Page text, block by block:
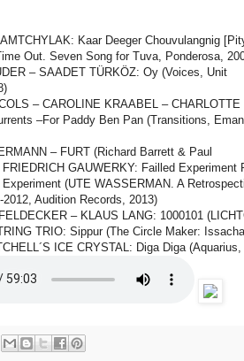
Kaar Deeger Chouvulangnig
Out. Seven Song for Tuva, Ponderosa,
– SAADET TÜRKÖZ: Oy (Voices, Unit
– CAROLINE KRAABEL – CHARLOTTE
–For Paddy Ben Pan (Transitions,
– FURT (Richard Barrett & Paul
GAUWERKY: Failled Experiment
(UTE WASSERMAN. A
Audition Records, 2013)
– KLAUS LANG: 1000101
TRIO: Sippur (The Circle Maker:
ICE CRYSTAL: Diga Diga